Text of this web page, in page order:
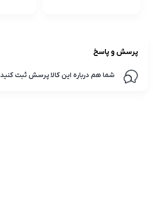
پرسش و پاسخ
شما هم درباره این کالا پرسش ثبت کنید